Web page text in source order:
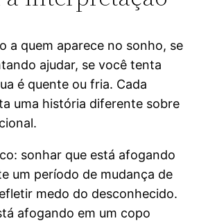
a quem aparece no sonho, se
ajudar, se você tenta
é quente ou fria. Cada
uma história diferente sobre
sonhar que está afogando
um período de mudança de
medo do desconhecido.
afogando em um copo